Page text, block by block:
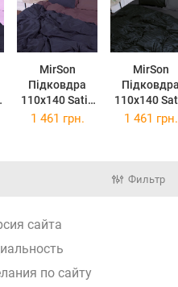
MirSon
Підковдра
110х140 Satin
Stripe 30-0021
MirSon
110х140
Stripe 30-
1 461 грн. 1 461 грн.
Фильтр
сайта
по сайту